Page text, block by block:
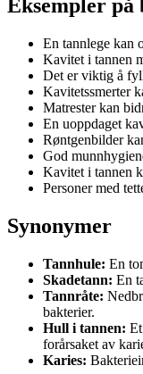
Eksempler på
En tannlege kan
Kavitet i tannen
Det er viktig å
Kavitetssmerter
Matrester kan
En uoppdaget
Røntgenbilder
God
Kavitet i tannen
Personer med
Synonymer
Tannhule: En
Skadetann: En
Tannråte:
bakterier.
Hull i tannen:
forårsaket av
Karies: